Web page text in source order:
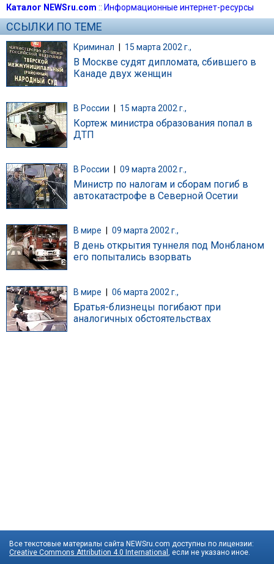
Каталог NEWSru.com :: Информационные интернет-ресурсы
ССЫЛКИ ПО ТЕМЕ
Криминал | 15 марта 2002 г.,
В Москве судят дипломата, сбившего в
Канаде двух женщин
В России 15 марта 2002 г.,
Кортеж министра образования попал в
ДТП
В России 09 марта 2002 г.,
Министр по налогам и сборам погиб в
автокатастрофе в Северной Осетии
В мире 09 марта 2002 г.,
В день открытия туннеля под Монбланом
его попытались взорвать
В мире | 06 марта 2002 г.,
Братья-близнецы погибают при
аналогичных обстоятельствах
Все текстовые материалы сайта NEWSru.com доступны по лицензии:
Creative Commons Attribution 4.0 International , если не указано иное.